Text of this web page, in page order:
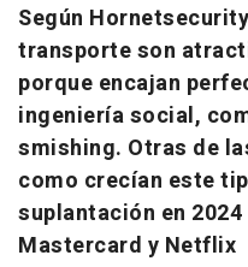
Según
transporte son
porque encajan
ingeniería social,
smishing. Otras de
como crecían este
suplantación en
Mastercard y Netflix